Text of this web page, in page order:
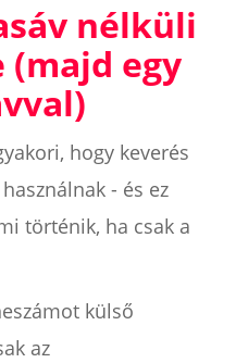
nélküli
(majd egy
hogy keverés
- és ez
történik, ha csak a
külső
az